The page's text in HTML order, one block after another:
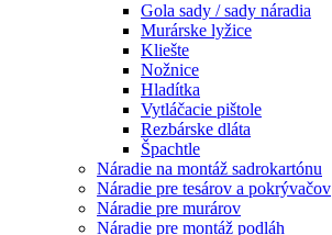
Gola sady / sady náradia
Murárske lyžice
Kliešte
Nožnice
Hladítka
Vytláčacie pištole
Rezbárske dláta
Špachtle
Náradie na montáž sadrokartónu
Náradie pre tesárov a pokrývačov
Náradie pre murárov
Náradie pre montáž podláh